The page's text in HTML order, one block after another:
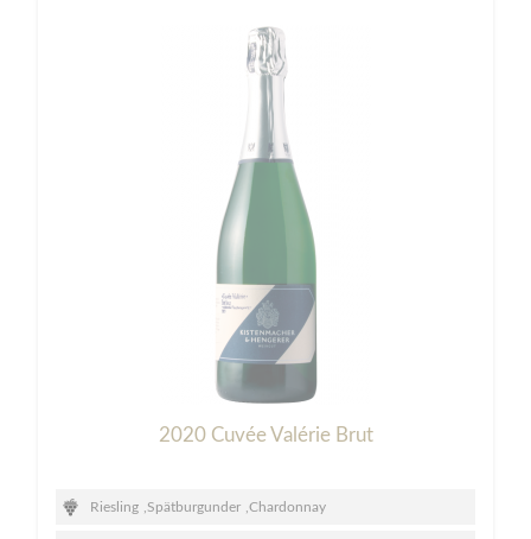
2020 Cuvée Valérie Brut
Riesling Spätburgunder Chardonnay